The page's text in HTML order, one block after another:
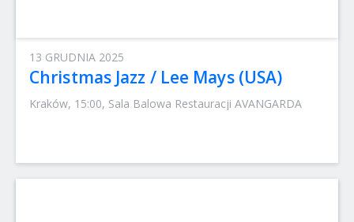
13 GRUDNIA 2025
Christmas Jazz / Lee Mays (USA)
Kraków, 15:00, Sala Balowa Restauracji AVANGARDA